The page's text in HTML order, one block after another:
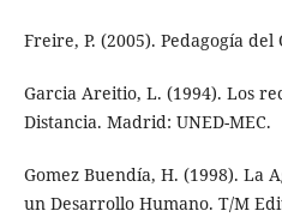
Freire, P. (2005). Pedagogía
Garcia Areitio, L. (1994). Los
Distancia. Madrid: UNED-MEC.
Gomez Buendía, H. (1998). La
un Desarrollo Humano. T/M